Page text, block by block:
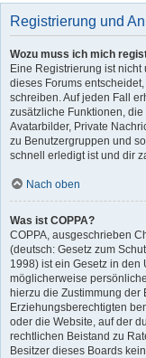
Registrierung und
Wozu muss ich mich
Eine Registrierung ist
dieses Forums
schreiben. Auf jeden Fall
zusätzliche Funktionen, die
Avatarbilder, Private
zu Benutzergruppen und
schnell erledigt ist und dir
Nach oben
Was ist COPPA?
COPPA, ausgeschrieben
(deutsch: Gesetz zum
1998) ist ein Gesetz in den
möglicherweise
hierzu die Zustimmung
Erziehungsberechtigten
oder die Website, auf der
rechtlichen Beistand zu
Besitzer dieses Boards